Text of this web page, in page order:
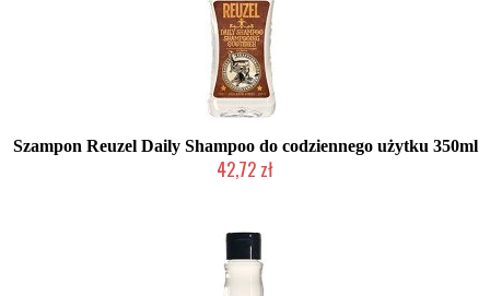
Szampon Reuzel Daily Shampoo do codziennego użytku 350ml
42,72 zł